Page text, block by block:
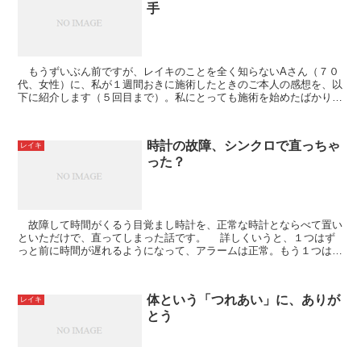
手
もうずいぶん前ですが、レイキのことを全く知らないAさん（７０
代、女性）に、私が１週間おきに施術したときのご本人の感想を、以
下に紹介します（５回目まで）。私にとっても施術を始めたばかりの
レイキ
時計の故障、シンクロで直っちゃ
った？
故障して時間がくるう目覚まし時計を、正常な時計とならべて置い
といただけで、直ってしまった話です。 詳しくいうと、１つはず
っと前に時間が遅れるようになって、アラームは正常。もう１つはア
レイキ
体という「つれあい」に、ありが
とう